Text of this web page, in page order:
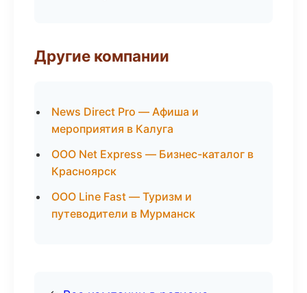
Другие компании
News Direct Pro — Афиша и
мероприятия в Калуга
ООО Net Express — Бизнес-каталог в
Красноярск
ООО Line Fast — Туризм и
путеводители в Мурманск